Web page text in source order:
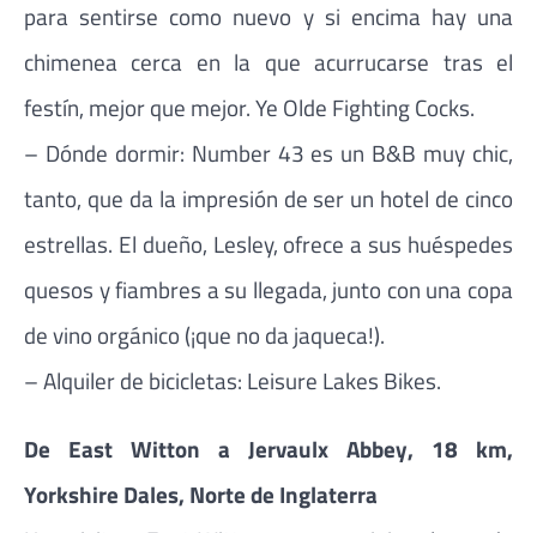
para sentirse como nuevo y si encima hay una
chimenea cerca en la que acurrucarse tras el
festín, mejor que mejor. Ye Olde Fighting Cocks.
– Dónde dormir: Number 43 es un B&B muy chic,
tanto, que da la impresión de ser un hotel de cinco
estrellas. El dueño, Lesley, ofrece a sus huéspedes
quesos y fiambres a su llegada, junto con una copa
de vino orgánico (¡que no da jaqueca!).
– Alquiler de bicicletas: Leisure Lakes Bikes.
De East Witton a Jervaulx Abbey, 18 km,
Yorkshire Dales, Norte de Inglaterra